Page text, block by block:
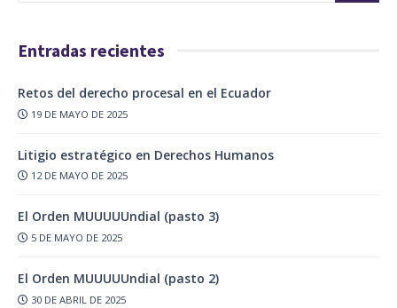
Entradas recientes
Retos del derecho procesal en el Ecuador
19 DE MAYO DE 2025
Litigio estratégico en Derechos Humanos
12 DE MAYO DE 2025
El Orden MUUUUUndial (pasto 3)
5 DE MAYO DE 2025
El Orden MUUUUUndial (pasto 2)
30 DE ABRIL DE 2025